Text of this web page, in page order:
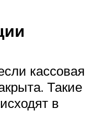
кассовая
Такие
в